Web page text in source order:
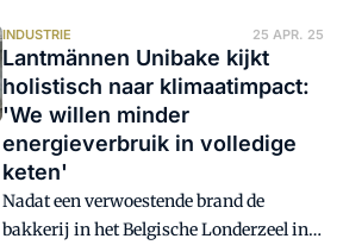
INDUSTRIE 25 APR. 25
Lantmännen Unibake kijkt
holistisch naar klimaatimpact:
'We willen minder
energieverbruik in volledige
keten'
Nadat een verwoestende brand de
bakkerij in het Belgische Londerzeel in